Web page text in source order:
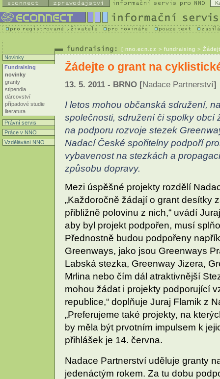
[ nno.ecn.cz > fundraising >
Novinky
Fundraising
novinky
granty
stipendia
dárcovství
případové studie
literatura
Právní servis
Práce v NNO
Vzdělávání NNO
Žádejte o grant na
13. 5. 2011 - BRNO [Nadace Partnerství]
I letos mohou občanská sdružení,
společnosti, sdružení či spolky obcí
na podporu rozvoje stezek
Nadací České spořitelny podpoří
vybavenost na stezkách a
způsobu dopravy.
Mezi úspěšné projekty rozdělí
„Každoročně žádají o grant desítky
přibližně polovinu z nich,“ uvádí
aby byl projekt podpořen, musí
Přednostně budou podpořeny
Greenways, jako jsou Greenways
Labská stezka, Greenway Jizera,
Mrlina nebo čím dál atraktivnější
mohou žádat i projekty podporující
republice,“ doplňuje Juraj Flamik z
„Preferujeme také projekty, na
by měla být prvotním impulsem k
přihlášek je 14. června.
Nadace Partnerství uděluje granty
jedenáctým rokem. Za tu dobu